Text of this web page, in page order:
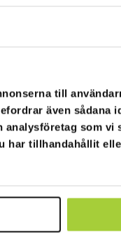
till
även sådana
som vi
har tillhandahållit